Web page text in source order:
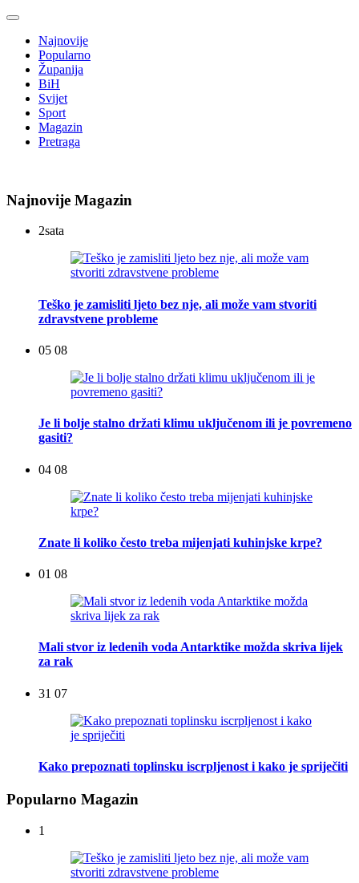
Najnovije
Popularno
Županija
BiH
Svijet
Sport
Magazin
Pretraga
Najnovije Magazin
2sata
Teško je zamisliti ljeto bez nje, ali može vam stvoriti
zdravstvene probleme
05 08
Je li bolje stalno držati klimu uključenom ili je povremeno
gasiti?
04 08
Znate li koliko često treba mijenjati kuhinjske krpe?
01 08
Mali stvor iz ledenih voda Antarktike možda skriva lijek
za rak
31 07
Kako prepoznati toplinsku iscrpljenost i kako je spriječiti
Popularno Magazin
1